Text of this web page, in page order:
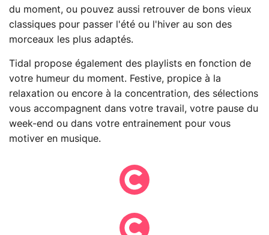
du moment, ou pouvez aussi retrouver de bons vieux
classiques pour passer l'été ou l'hiver au son des
morceaux les plus adaptés.
Tidal propose également des playlists en fonction de
votre humeur du moment. Festive, propice à la
relaxation ou encore à la concentration, des sélections
vous accompagnent dans votre travail, votre pause du
week-end ou dans votre entrainement pour vous
motiver en musique.